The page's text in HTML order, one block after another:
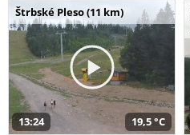
Štrbské Pleso (11 km)
13:24 19,5 °C